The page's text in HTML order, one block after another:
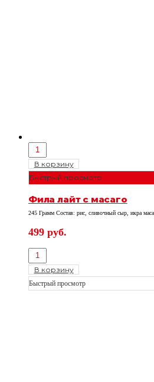
В корзину
Быстрый просмотр
Фила лайт с масаго
245 Грамм Состав: рис, сливочный сыр, икра
499 руб.
В корзину
Быстрый просмотр